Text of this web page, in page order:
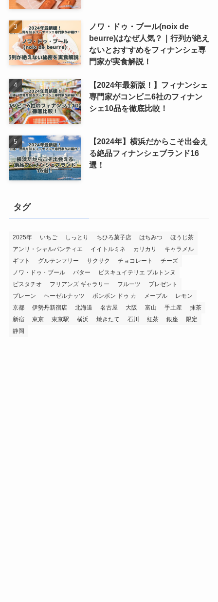
ノワ・ドゥ・ブール(noix de
beurre)はなぜ人気？｜行列が絶え
ないとおすすめをフィナンシェ専
門家が実食解説！
【2024年最新版！】フィナンシェ
専門家がコンビニ6社のフィナン
シェ10品を徹底比較！
【2024年】横浜だからこそ出会え
る絶品フィナンシェブランド16
選！
タグ
2025年 いちご しっとり ちひろ菓子店 はちみつ
ほうじ茶
アンリ・シャルパンティエ
イイトルミネ カリカリ
キャラメル
ギフト
グルテンフリー サクサク チョコレート
チーズ
ノワ・ドゥ・ブール
バター
ビスキュイテリエ ブルトンヌ
ピスタチオ
フリアンズ ギャラリー フルーツ
プレゼント
プレーン
ヘーゼルナッツ ボンボン ドゥ カ メープル
レモン
京都
伊勢丹新宿店 北海道 名古屋 大阪 富山 手土産
抹茶
新宿
東京 東京駅 横浜 焼きたて 石川 紅茶 銀座
限定
静岡